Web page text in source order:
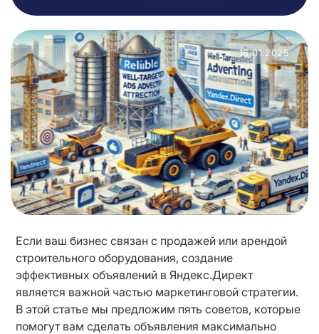
16.01.2025
Если ваш бизнес связан с продажей или арендой
строительного оборудования, создание
эффективных объявлений в Яндекс.Директ
является важной частью маркетинговой стратегии.
В этой статье мы предложим пять советов, которые
помогут вам сделать объявления максимально